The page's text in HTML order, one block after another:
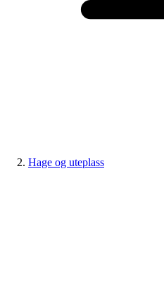
Hage og uteplass